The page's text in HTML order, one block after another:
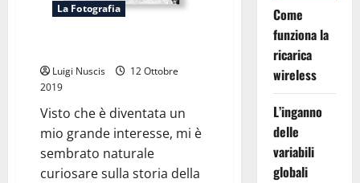
La Fotografia
Luigi Nuscis
12 Ottobre
2019
Visto che è diventata un
mio grande interesse, mi è
sembrato naturale
curiosare sulla storia della
Come
funziona la
ricarica
wireless
L’inganno
delle
variabili
globali